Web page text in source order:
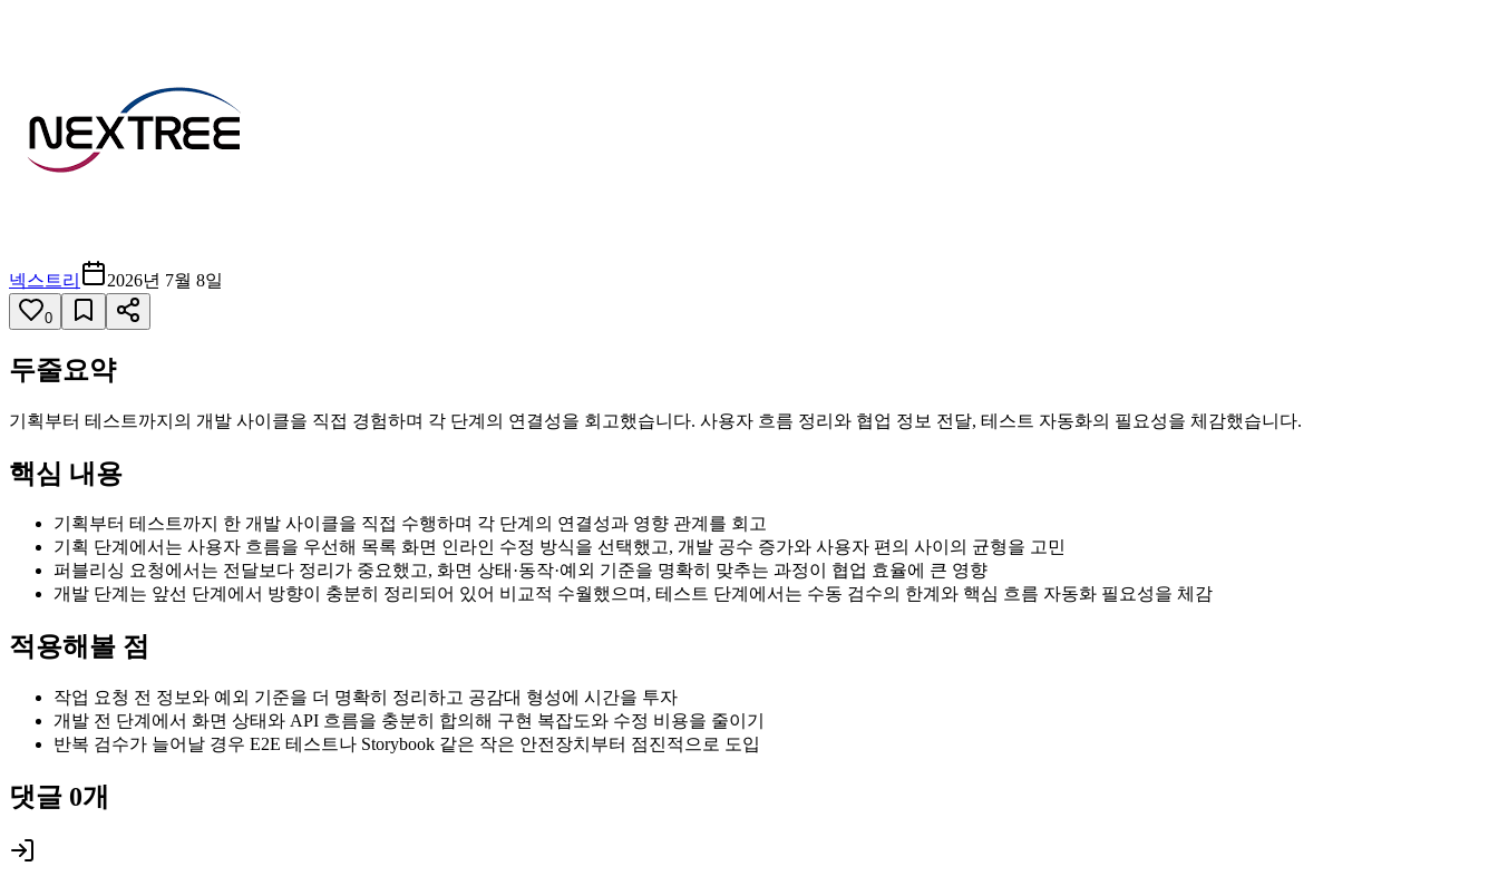
넥스트리 2026년 7월 8일
0
두줄요약
기획부터 테스트까지의 개발 사이클을 직접 경험하며 각 단계의 연결성을 회고했습니다. 사용자 흐름 정리와 협업 정보 전달, 테스트 자동화의 필요성을 체감했습니다.
핵심 내용
기획부터 테스트까지 한 개발 사이클을 직접 수행하며 각 단계의 연결성과 영향 관계를 회고
기획 단계에서는 사용자 흐름을 우선해 목록 화면 인라인 수정 방식을 선택했고, 개발 공수 증가와 사용자 편의 사이의 균형을 고민
퍼블리싱 요청에서는 전달보다 정리가 중요했고, 화면 상태·동작·예외 기준을 명확히 맞추는 과정이 협업 효율에 큰 영향
개발 단계는 앞선 단계에서 방향이 충분히 정리되어 있어 비교적 수월했으며, 테스트 단계에서는 수동 검수의 한계와 핵심 흐름 자동화 필요성을 체감
적용해볼 점
작업 요청 전 정보와 예외 기준을 더 명확히 정리하고 공감대 형성에 시간을 투자
개발 전 단계에서 화면 상태와 API 흐름을 충분히 합의해 구현 복잡도와 수정 비용을 줄이기
반복 검수가 늘어날 경우 E2E 테스트나 Storybook 같은 작은 안전장치부터 점진적으로 도입
댓글 0개